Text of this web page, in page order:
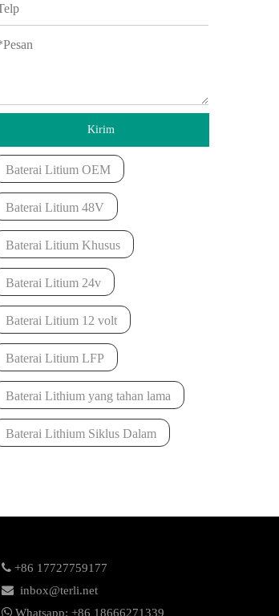
Kirim
Baterai Litium OEM
Baterai Litium 48V
Baterai Litium Khusus
Baterai Litium 24v
Baterai Litium 12 volt
Baterai Litium LFP
Baterai Lithium yang tahan lama
Baterai Lithium Siklus Dalam
+86 17727759177
inbox@terli.net
Whatsapp: +86 18666271339